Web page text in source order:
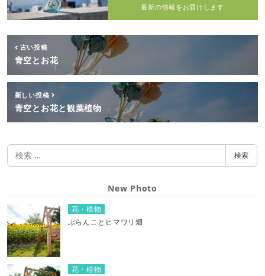
最新の情報をお届けします
古い投稿
青空とお花
新しい投稿
青空とお花と観葉植物
検
索
検索
New Photo
花・植物
ぶらんことヒマワリ畑
花・植物